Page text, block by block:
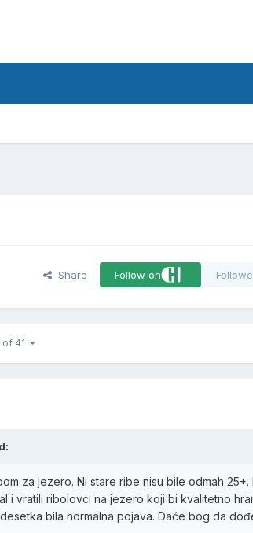
Share Follow on
41
za jezero. Ni stare ribe nisu bile odmah 25+.
i vratili ribolovci na jezero koji bi kvalitetno
bila normalna pojava. Daće bog da